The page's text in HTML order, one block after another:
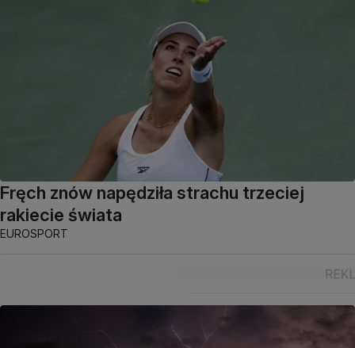
Fręch znów napędziła strachu trzeciej
rakiecie świata
EUROSPORT